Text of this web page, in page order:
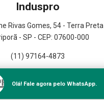
Induspro
Rivas Gomes, 54 - Terra Preta
- SP - CEP: 07600-000
(11) 97164-4873
Empresa
Olá! Fale agora pelo WhatsApp.